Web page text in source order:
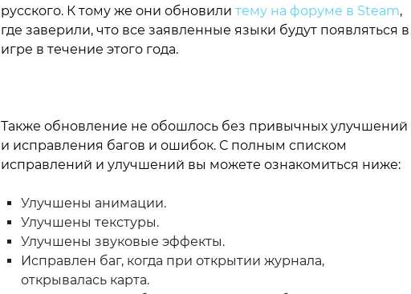
русского. К тому же они обновили тему на форуме в Steam,
где заверили, что все заявленные языки будут появляться в
игре в течение этого года.
Также обновление не обошлось без привычных улучшений
и исправления багов и ошибок. С полным списком
исправлений и улучшений вы можете ознакомиться ниже:
Улучшены анимации.
Улучшены текстуры.
Улучшены звуковые эффекты.
Исправлен баг, когда при открытии журнала,
открывалась карта.